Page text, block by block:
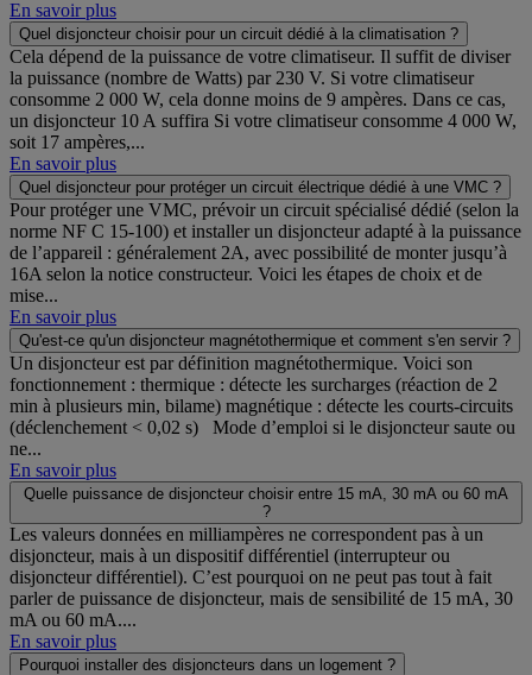
En savoir plus
Quel disjoncteur choisir pour un circuit dédié à la climatisation ?
Cela dépend de la puissance de votre climatiseur. Il suffit de diviser
la puissance (nombre de Watts) par 230 V. Si votre climatiseur
consomme 2 000 W, cela donne moins de 9 ampères. Dans ce cas,
un disjoncteur 10 A suffira Si votre climatiseur consomme 4 000 W,
soit 17 ampères,...
En savoir plus
Quel disjoncteur pour protéger un circuit électrique dédié à une VMC ?
Pour protéger une VMC, prévoir un circuit spécialisé dédié (selon la
norme NF C 15-100) et installer un disjoncteur adapté à la puissance
de l’appareil : généralement 2A, avec possibilité de monter jusqu’à
16A selon la notice constructeur. Voici les étapes de choix et de
mise...
En savoir plus
Qu'est-ce qu'un disjoncteur magnétothermique et comment s'en servir ?
Un disjoncteur est par définition magnétothermique. Voici son
fonctionnement : thermique : détecte les surcharges (réaction de 2
min à plusieurs min, bilame) magnétique : détecte les courts-circuits
(déclenchement < 0,02 s) Mode d’emploi si le disjoncteur saute ou
ne...
En savoir plus
Quelle puissance de disjoncteur choisir entre 15 mA, 30 mA ou 60 mA
?
Les valeurs données en milliampères ne correspondent pas à un
disjoncteur, mais à un dispositif différentiel (interrupteur ou
disjoncteur différentiel). C’est pourquoi on ne peut pas tout à fait
parler de puissance de disjoncteur, mais de sensibilité de 15 mA, 30
mA ou 60 mA....
En savoir plus
Pourquoi installer des disjoncteurs dans un logement ?